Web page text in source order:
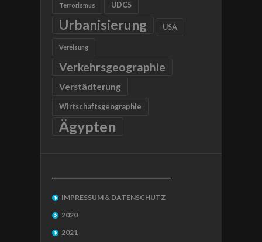
Terrorismus UDC5
Urbanisierung USA
Vereisung
Verkehrsgeographie
Verstädterung
Wirtschaftsgeographie
Ägypten
IMPRESSUM & DATENSCHUTZ
2020
2021